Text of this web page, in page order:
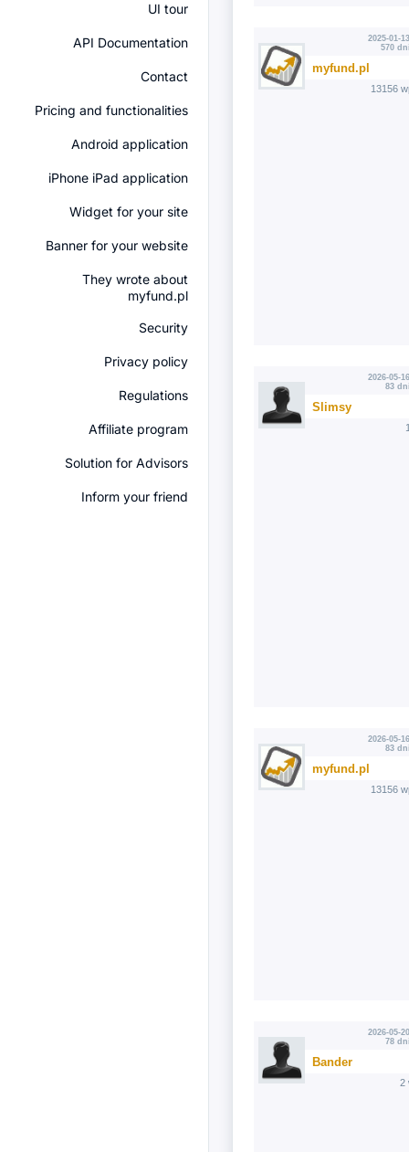
UI tour
API Documentation
Contact
Pricing and functionalities
Android application
iPhone iPad application
Widget for your site
Banner for your website
They wrote about
myfund.pl
Security
Privacy policy
Regulations
Affiliate program
Solution for Advisors
Inform your friend
2025-01-
570
myfund.pl
13156
2026-05-
83
Slimsy
2026-05-
83
myfund.pl
13156
2026-05-
78
Bander
2